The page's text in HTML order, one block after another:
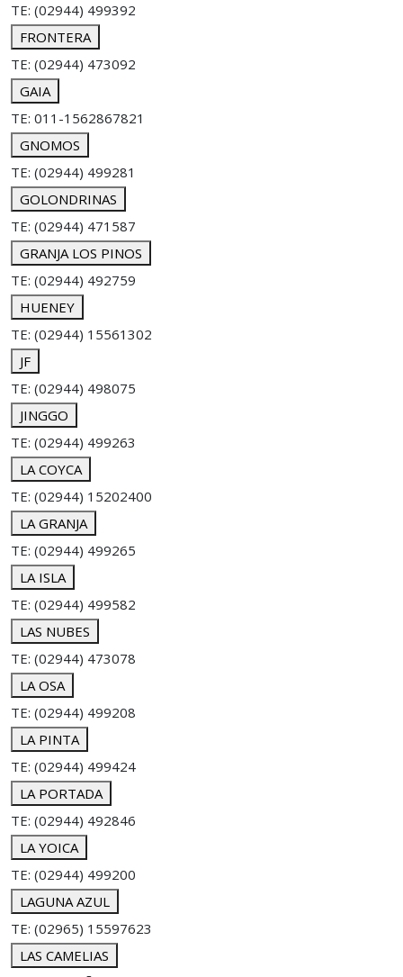
TE: (02944) 499392
FRONTERA
TE: (02944) 473092
GAIA
TE: 011-1562867821
GNOMOS
TE: (02944) 499281
GOLONDRINAS
TE: (02944) 471587
GRANJA LOS PINOS
TE: (02944) 492759
HUENEY
TE: (02944) 15561302
JF
TE: (02944) 498075
JINGGO
TE: (02944) 499263
LA COYCA
TE: (02944) 15202400
LA GRANJA
TE: (02944) 499265
LA ISLA
TE: (02944) 499582
LAS NUBES
TE: (02944) 473078
LA OSA
TE: (02944) 499208
LA PINTA
TE: (02944) 499424
LA PORTADA
TE: (02944) 492846
LA YOICA
TE: (02944) 499200
LAGUNA AZUL
TE: (02965) 15597623
LAS CAMELIAS